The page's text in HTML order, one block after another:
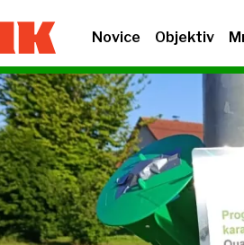
Novice Objektiv